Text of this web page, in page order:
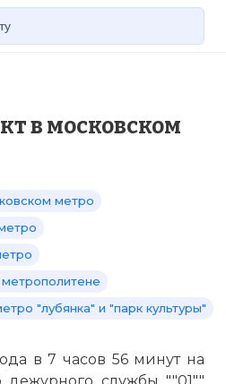
в московском
метро
"лубянка" и "парк культуры"
в 7 часов 56 минут на